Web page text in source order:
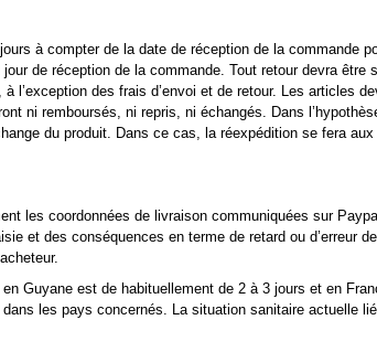
à compter de la date de réception de la commande
de réception de la commande. Tout retour devra être
l’exception des frais d’envoi et de retour. Les articles
ni remboursés, ni repris, ni échangés. Dans
du produit. Dans ce cas, la réexpédition se fera
les coordonnées de livraison communiquées sur
et des conséquences en terme de retard ou d’erreur
Guyane est de habituellement de 2 à 3 jours et en
les pays concernés. La situation sanitaire actuelle